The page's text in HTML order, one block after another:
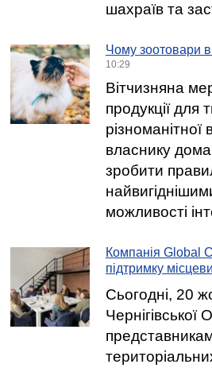
шахраїв та
Чому зоотовари
10:29
Вітчизняна
продукції для
власнику
зробити
можливості
Компанія Global
підтримку
Сьогодні, 20